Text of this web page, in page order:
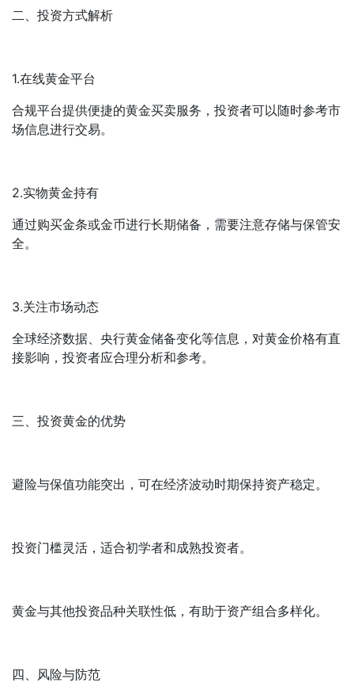
二、投资方式解析
1.在线黄金平台
合规平台提供便捷的黄金买卖服务，投资者可以随时参考市
场信息进行交易。
2.实物黄金持有
通过购买金条或金币进行长期储备，需要注意存储与保管安
全。
3.关注市场动态
全球经济数据、央行黄金储备变化等信息，对黄金价格有直
接影响，投资者应合理分析和参考。
三、投资黄金的优势
避险与保值功能突出，可在经济波动时期保持资产稳定。
投资门槛灵活，适合初学者和成熟投资者。
黄金与其他投资品种关联性低，有助于资产组合多样化。
四、风险与防范